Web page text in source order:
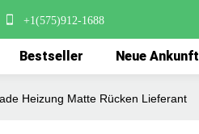
+1(575)912-1688
Bestseller Neue Ankunft
Heizung Matte Rücken Lieferant